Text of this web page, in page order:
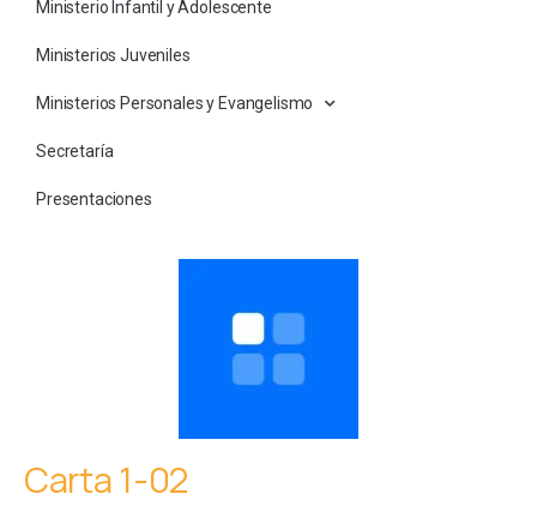
Ministerio Infantil y Adolescente
Ministerios Juveniles
Ministerios Personales y Evangelismo
Secretaría
Presentaciones
Carta 1-02